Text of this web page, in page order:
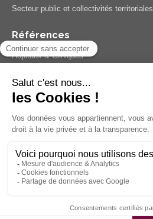
Secteur public et collectivités territoriales
Références
Hôpitaux & Cliniques
Entreprises industrielles
Entreprises de services
Témoignages